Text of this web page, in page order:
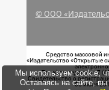
© ООО
Средство массовой
«Издательство «Открытые
Телефон редакции: 7
Свидетельство о
05 июня
Мы используем cookie,
Оставаясь на сайте, вы